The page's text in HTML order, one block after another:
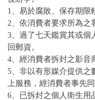
1、易於腐敗、保存期限
2、依消費者要求所為之
3、過了七天鑑賞其或個
回郵資。
4、經消費者拆封之影音
5、非以有形媒介提供之
上服務，經消費者事先
6、已拆封之個人衛生用